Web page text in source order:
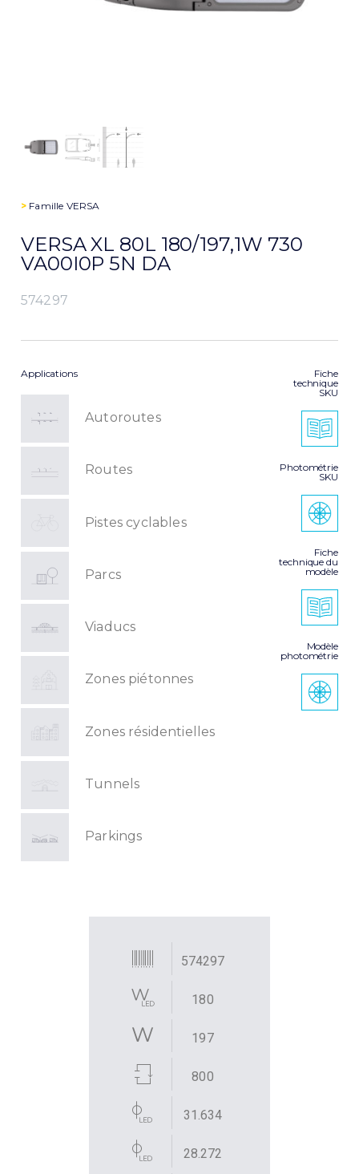
> Famille VERSA
VERSA XL 80L 180/197,1W 730
VA00I0P 5N DA
574297
Applications
Autoroutes
Routes
Pistes cyclables
Parcs
Viaducs
Zones piétonnes
Zones résidentielles
Tunnels
Parkings
Fiche
technique
SKU
Photométrie
SKU
Fiche
technique du
modèle
Modèle
photométrie
574297
180
197
800
31.634
28.272